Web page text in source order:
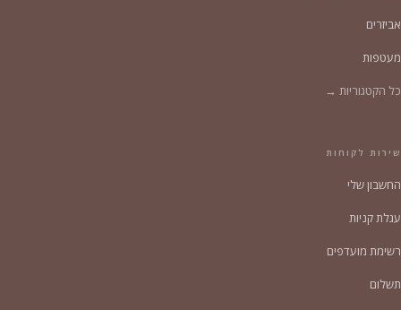
אביזרים
מעטפות
כל הקטגוריות →
שירות לקוחות
החשבון שלי
עגלת קניות
רשימת מועדפים
תשלום